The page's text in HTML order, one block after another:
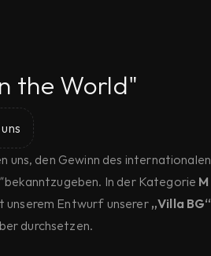
the World"
uns, den Gewinn des internationalen
bekanntzugeben. In der Kategorie M
unserem Entwurf unserer „Villa BG“
durchsetzen.